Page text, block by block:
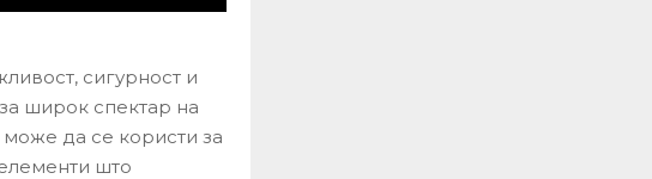
сигурност и
широк спектар на
да се користи за
што